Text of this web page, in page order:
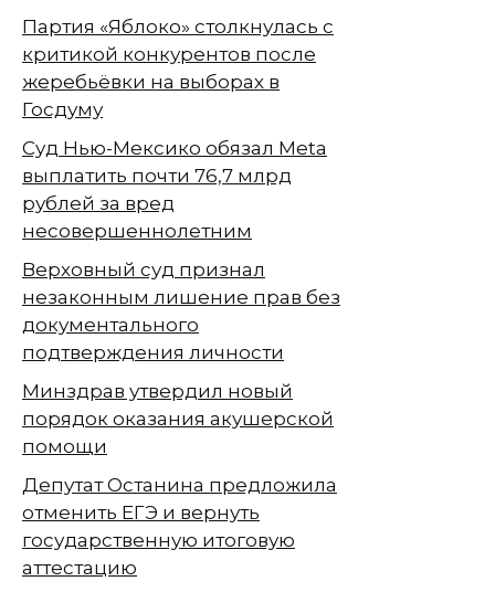
Партия «Яблоко» столкнулась с
критикой конкурентов после
жеребьёвки на выборах в
Госдуму
Суд Нью-Мексико обязал Meta
выплатить почти 76,7 млрд
рублей за вред
несовершеннолетним
Верховный суд признал
незаконным лишение прав без
документального
подтверждения личности
Минздрав утвердил новый
порядок оказания акушерской
помощи
Депутат Останина предложила
отменить ЕГЭ и вернуть
государственную итоговую
аттестацию